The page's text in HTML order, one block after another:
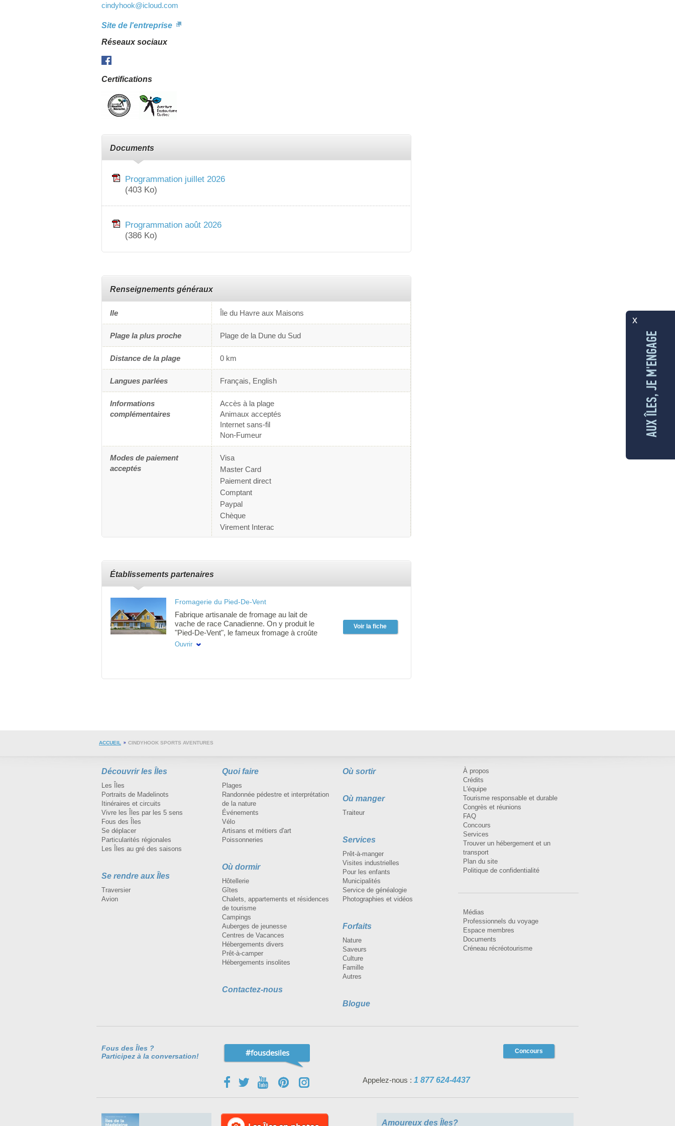
cindyhook@icloud.com
Site de l'entreprise
Réseaux sociaux
Certifications
Documents
Programmation juillet 2026
(403 Ko)
Programmation août 2026
(386 Ko)
Renseignements généraux
Ile Île du Havre aux Maisons
Plage la plus proche Plage de la Dune du Sud
Distance de la plage 0 km
Langues parlées Français, English
Informations
complémentaires
Accès à la plage
Animaux acceptés
Internet sans-fil
Non-Fumeur
Modes de paiement
acceptés
Visa
Master Card
Paiement direct
Comptant
Paypal
Chèque
Virement Interac
Établissements partenaires
Voir la fiche
Fromagerie du Pied-De-Vent
Fabrique artisanale de fromage au lait de
vache de race Canadienne. On y produit le
"Pied-De-Vent", le fameux fromage à croûte
mixte, la "Tomme des Demoiselles"; une pâte
Plusieurs produits du terroir sont disponibles
Ouvrir
ACCUEIL CINDYHOOK SPORTS AVENTURES
Découvrir les Îles
Les Îles
Portraits de Madelinots
Itinéraires et circuits
Vivre les Îles par les 5 sens
Fous des Îles
Se déplacer
Particularités régionales
Les Îles au gré des saisons
Se rendre aux Îles
Traversier
Avion
Quoi faire
Plages
Randonnée pédestre et interprétation
de la nature
Événements
Vélo
Artisans et métiers d'art
Poissonneries
Où dormir
Hôtellerie
Gîtes
Chalets, appartements et résidences
de tourisme
Campings
Auberges de jeunesse
Centres de Vacances
Hébergements divers
Prêt-à-camper
Hébergements insolites
Contactez-nous
Où sortir
Où manger
Traiteur
Services
Prêt-à-manger
Visites industrielles
Pour les enfants
Municipalités
Service de généalogie
Photographies et vidéos
Forfaits
Nature
Saveurs
Culture
Famille
Autres
Blogue
À propos
Crédits
L'équipe
Tourisme responsable et durable
Congrès et réunions
FAQ
Concours
Services
Trouver un hébergement et un
transport
Plan du site
Politique de confidentialité
Médias
Professionnels du voyage
Espace membres
Documents
Créneau récréotourisme
Fous des Îles ?
Participez à la conversation!
#fousdesiles Concours
Appelez-nous : 1 877 624-4437
Amoureux des Îles?
x
AUX ÎLES, JE M'ENGAGE